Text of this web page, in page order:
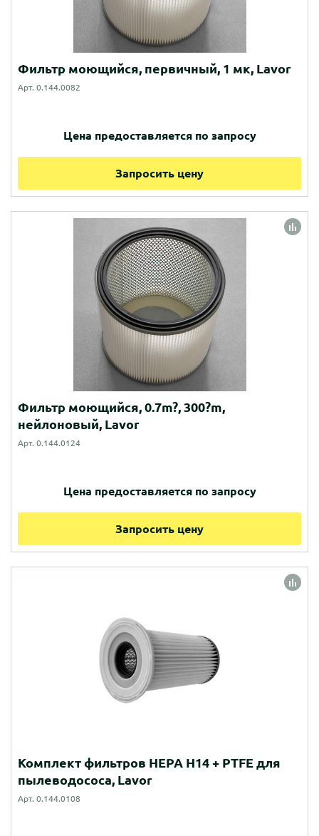
Фильтр моющийся, первичный, 1 мк, Lavor
Арт. 0.144.0082
Цена предоставляется по запросу
Запросить цену
Фильтр моющийся, 0.7m?, 300?m,
нейлоновый, Lavor
Арт. 0.144.0124
Цена предоставляется по запросу
Запросить цену
Комплект фильтров HEPA H14 + PTFE для
пылеводососа, Lavor
Арт. 0.144.0108